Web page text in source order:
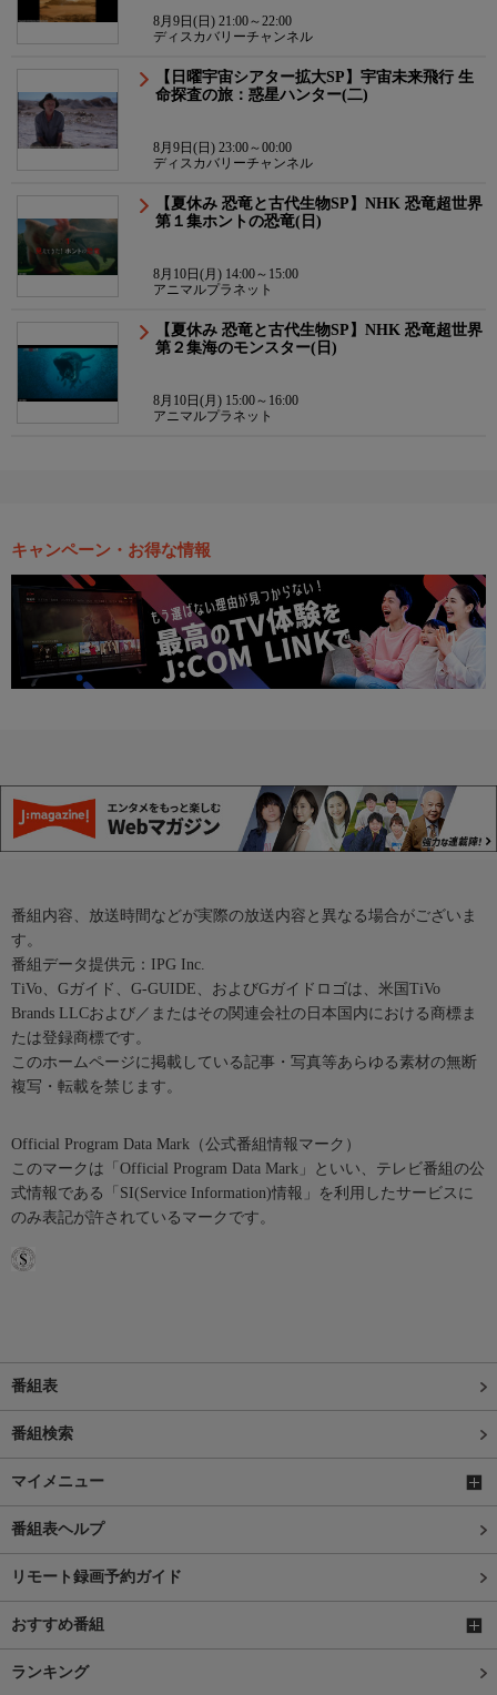
8月9日(日) 21:00～22:00
ディスカバリーチャンネル
【日曜宇宙シアター拡大SP】宇宙未来飛行 生
命探査の旅：惑星ハンター(二)
8月9日(日) 23:00～00:00
ディスカバリーチャンネル
【夏休み 恐竜と古代生物SP】NHK 恐竜超世界
第１集ホントの恐竜(日)
8月10日(月) 14:00～15:00
アニマルプラネット
【夏休み 恐竜と古代生物SP】NHK 恐竜超世界
第２集海のモンスター(日)
8月10日(月) 15:00～16:00
アニマルプラネット
キャンペーン・お得な情報
番組内容、放送時間などが実際の放送内容と異なる場合がございま
す。
番組データ提供元：IPG Inc.
TiVo、Gガイド、G-GUIDE、およびGガイドロゴは、米国TiVo
Brands LLCおよび／またはその関連会社の日本国内における商標ま
たは登録商標です。
このホームページに掲載している記事・写真等あらゆる素材の無断
複写・転載を禁じます。
Official Program Data Mark（公式番組情報マーク）
このマークは「Official Program Data Mark」といい、テレビ番組の公
式情報である「SI(Service Information)情報」を利用したサービスに
のみ表記が許されているマークです。
番組表
番組検索
マイメニュー
番組表ヘルプ
リモート録画予約ガイド
おすすめ番組
ランキング